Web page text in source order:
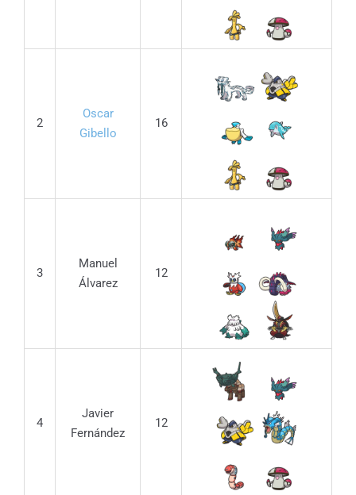
2
Oscar
Gibello
16
3
Manuel
Álvarez
12
4
Javier
Fernández
12